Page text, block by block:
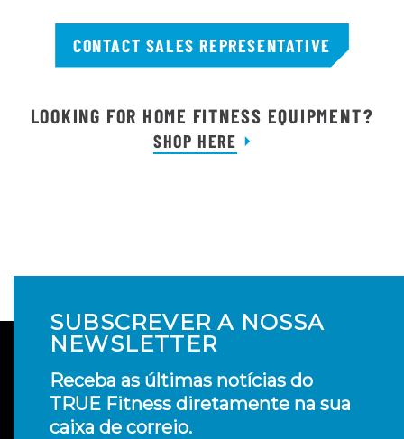
CONTACT SALES REPRESENTATIVE
LOOKING FOR HOME FITNESS EQUIPMENT?
SHOP HERE
SUBSCREVER A NOSSA
NEWSLETTER
Receba as últimas notícias do
TRUE Fitness diretamente na sua
caixa de correio.